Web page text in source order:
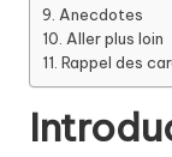
Anecdotes
Aller plus loin
Rappel des